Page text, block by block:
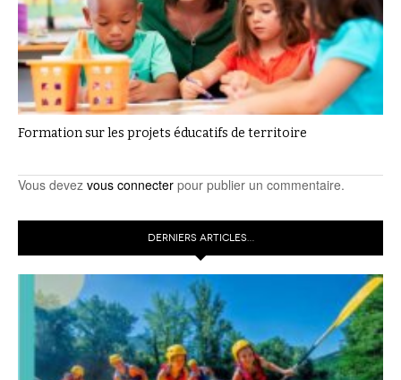
Formation sur les projets éducatifs de territoire
Vous devez vous connecter pour publier un commentaire.
DERNIERS ARTICLES…